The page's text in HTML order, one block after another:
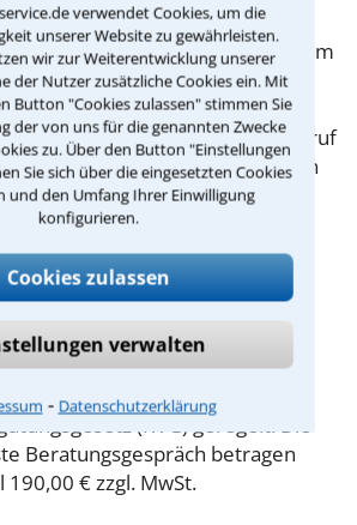
verwendet Cookies, um die
unserer Website zu gewährleisten.
wir zur Weiterentwicklung unserer
der Nutzer zusätzliche Cookies ein. Mit
Button "Cookies zulassen" stimmen Sie
der von uns für die genannten Zwecke
zu. Über den Button "Einstellungen
Sie sich über die eingesetzten Cookies
und den Umfang Ihrer Einwilligung
konfigurieren.
Cookies zulassen
verwalten
⁃ Datenschutzerklärung
schriftliche Notizen und
Beratungsgespräch in Bochum
das Kontaktformular einen Rückruf
haben, stellen wir Ihnen
Verfügung, mit der Sie das
vorbereiten können.
für Verkehrsstrafrecht in
als gedacht!
in Bochum für eine
darf, ist in §34 des
(RVG) geregelt. Die
Beratungsgespräch betragen
€ zzgl. MwSt.